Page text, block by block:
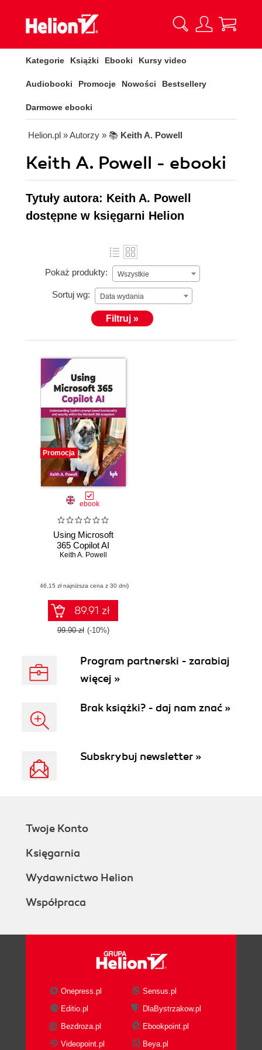
Kategorie Książki Ebooki Kursy video
Audiobooki Promocje Nowości Bestsellery
Darmowe ebooki
Helion.pl » Autorzy » 📚 Keith A. Powell
Keith A. Powell - ebooki
Tytuły autora: Keith A. Powell
dostępne w księgarni Helion
Pokaż produkty: Wszystkie
Sortuj wg: Data wydania
Filtruj »
Promocja
ebook
Using Microsoft
365 Copilot AI
Keith A. Powell
(46,15 zł najniższa cena z 30 dni)
89.91 zł
99.90 zł (-10%)
Program partnerski - zarabiaj
więcej »
Brak książki? - daj nam znać »
Subskrybuj newsletter »
Twoje Konto
Księgarnia
Wydawnictwo Helion
Współpraca
Onepress.pl
Sensus.pl
Editio.pl
DlaBystrzakow.pl
Bezdroza.pl
Ebookpoint.pl
Videopoint.pl
Beya.pl